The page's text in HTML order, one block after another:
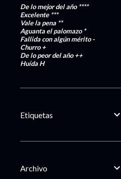
De lo mejor del año ****
Excelente***
Vale la pena **
Aguanta el palomazo *
Fallida con algún mérito-
Churro+
De lo peor del año++
HuídaH
Etiquetas
Archivo